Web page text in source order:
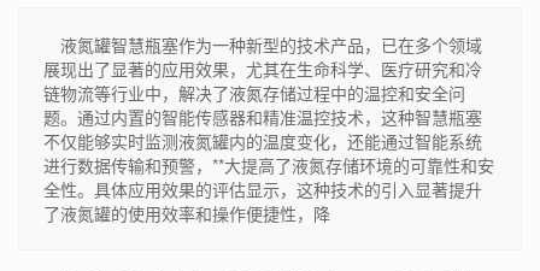
液氮罐智慧瓶塞作为一种新型的技术产品，已在多个领域
展现出了显著的应用效果，尤其在生命科学、医疗研究和冷
链物流等行业中，解决了液氮存储过程中的温控和安全问
题。通过内置的智能传感器和精准温控技术，这种智慧瓶塞
不仅能够实时监测液氮罐内的温度变化，还能通过智能系统
进行数据传输和预警，**大提高了液氮存储环境的可靠性和安
全性。具体应用效果的评估显示，这种技术的引入显著提升
了液氮罐的使用效率和操作便捷性，降